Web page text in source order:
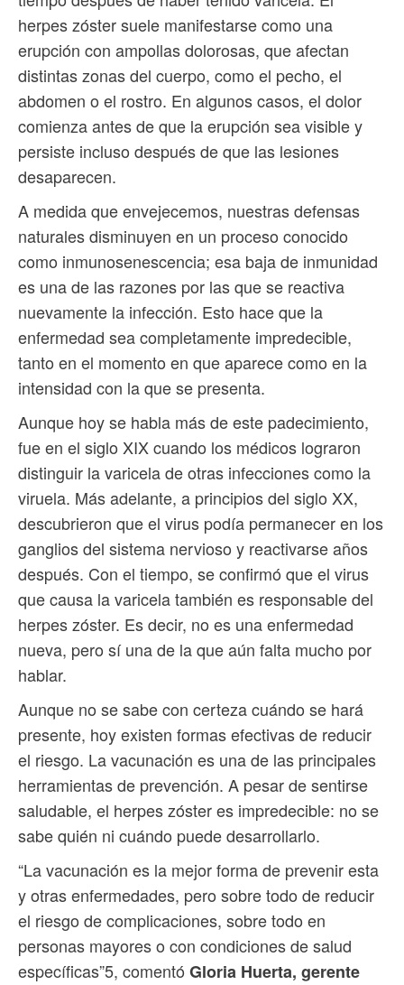
herpes zóster suele manifestarse como una
erupción con ampollas dolorosas, que afectan
distintas zonas del cuerpo, como el pecho, el
abdomen o el rostro. En algunos casos, el dolor
comienza antes de que la erupción sea visible y
persiste incluso después de que las lesiones
desaparecen.
A medida que envejecemos, nuestras defensas
naturales disminuyen en un proceso conocido
como inmunosenescencia; esa baja de inmunidad
es una de las razones por las que se reactiva
nuevamente la infección. Esto hace que la
enfermedad sea completamente impredecible,
tanto en el momento en que aparece como en la
intensidad con la que se presenta.
Aunque hoy se habla más de este padecimiento,
fue en el siglo XIX cuando los médicos lograron
distinguir la varicela de otras infecciones como la
viruela. Más adelante, a principios del siglo XX,
descubrieron que el virus podía permanecer en los
ganglios del sistema nervioso y reactivarse años
después. Con el tiempo, se confirmó que el virus
que causa la varicela también es responsable del
herpes zóster. Es decir, no es una enfermedad
nueva, pero sí una de la que aún falta mucho por
hablar.
Aunque no se sabe con certeza cuándo se hará
presente, hoy existen formas efectivas de reducir
el riesgo. La vacunación es una de las principales
herramientas de prevención. A pesar de sentirse
saludable, el herpes zóster es impredecible: no se
sabe quién ni cuándo puede desarrollarlo.
“La vacunación es la mejor forma de prevenir esta
y otras enfermedades, pero sobre todo de reducir
el riesgo de complicaciones, sobre todo en
personas mayores o con condiciones de salud
específicas”5, comentó Gloria Huerta, gerente